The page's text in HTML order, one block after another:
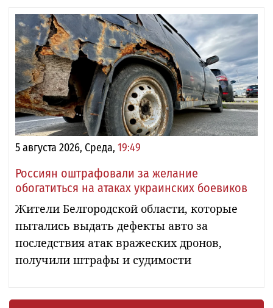
5 августа 2026, Среда, 19:49
Россиян оштрафовали за желание
обогатиться на атаках украинских боевиков
Жители Белгородской области, которые
пытались выдать дефекты авто за
последствия атак вражеских дронов,
получили штрафы и судимости